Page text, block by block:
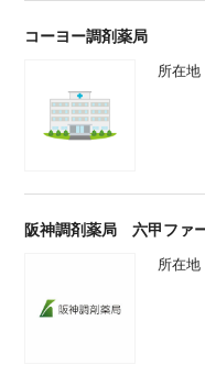
コーヨー調剤薬局
所在地
阪神調剤薬局 六甲ファ
所在地